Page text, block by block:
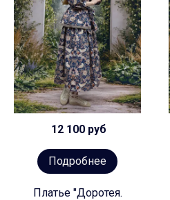
12 100 руб
Подробнее
Платье "Доротея.